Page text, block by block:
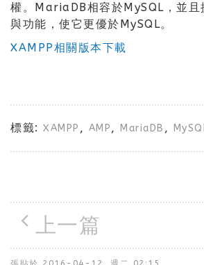
權。MariaDB相容於MySQL，並且
與功能，使它更優於MySQL。
XAMPP相關版本下載
標籤: XAMPP , AMP, MariaDB ,
上一篇